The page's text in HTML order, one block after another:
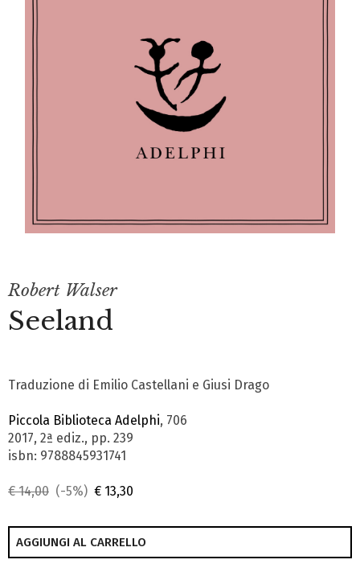
Robert Walser
Seeland
Traduzione di Emilio Castellani e Giusi Drago
Piccola Biblioteca Adelphi, 706
2017, 2ª ediz., pp. 239
isbn: 9788845931741
€ 14,00 (-5%) € 13,30
AGGIUNGI AL CARRELLO